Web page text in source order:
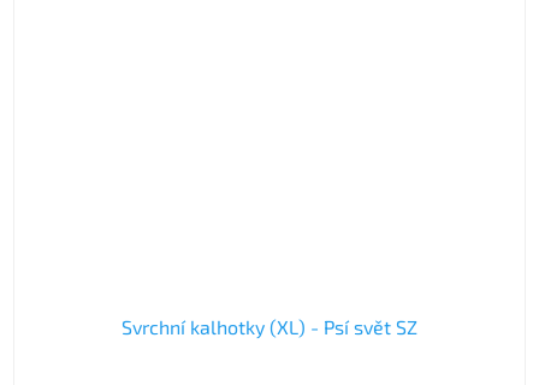
Svrchní kalhotky (XL) - Psí svět SZ